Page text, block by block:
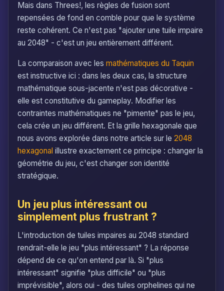
Mais dans Threes!, les règles de fusion sont
repensées de fond en comble pour que le système
reste cohérent. Ce n'est pas "ajouter une tuile impaire
au 2048" - c'est un jeu entièrement différent.
La comparaison avec les mathématiques du Taquin
est instructive ici : dans les deux cas, la structure
mathématique sous-jacente n'est pas décorative -
elle est constitutive du gameplay. Modifier les
contraintes mathématiques ne "pimente" pas le jeu,
cela crée un jeu différent. Et la grille hexagonale que
nous avons explorée dans notre article sur le 2048
hexagonal illustre exactement ce principe : changer la
géométrie du jeu, c'est changer son identité
stratégique.
Un jeu plus intéressant ou
simplement plus frustrant ?
L'introduction de tuiles impaires au 2048 standard
rendrait-elle le jeu "plus intéressant" ? La réponse
dépend de ce qu'on entend par là. Si "plus
intéressant" signifie "plus difficile" ou "plus
imprévisible", alors oui - des tuiles orphelines qui ne